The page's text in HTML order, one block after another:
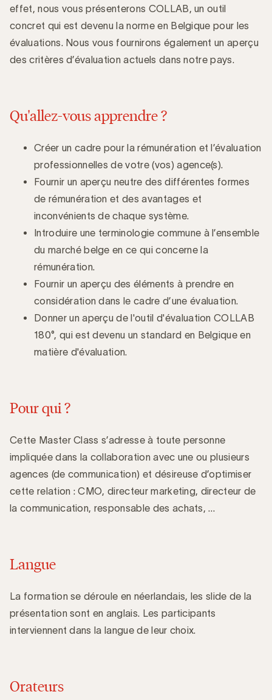
effet, nous vous présenterons COLLAB, un outil
concret qui est devenu la norme en Belgique pour les
évaluations. Nous vous fournirons également un aperçu
des critères d’évaluation actuels dans notre pays.
Qu'allez-vous apprendre ?
Créer un cadre pour la rémunération et l’évaluation
professionnelles de votre (vos) agence(s).
Fournir un aperçu neutre des différentes formes
de rémunération et des avantages et
inconvénients de chaque système.
Introduire une terminologie commune à l’ensemble
du marché belge en ce qui concerne la
rémunération.
Fournir un aperçu des éléments à prendre en
considération dans le cadre d’une évaluation.
Donner un aperçu de l'outil d'évaluation COLLAB
180°, qui est devenu un standard en Belgique en
matière d'évaluation.
Pour qui ?
Cette Master Class s’adresse à toute personne
impliquée dans la collaboration avec une ou plusieurs
agences (de communication) et désireuse d’optimiser
cette relation : CMO, directeur marketing, directeur de
la communication, responsable des achats, …
Langue
La formation se déroule en néerlandais, les slide de la
présentation sont en anglais. Les participants
interviennent dans la langue de leur choix.
Orateurs